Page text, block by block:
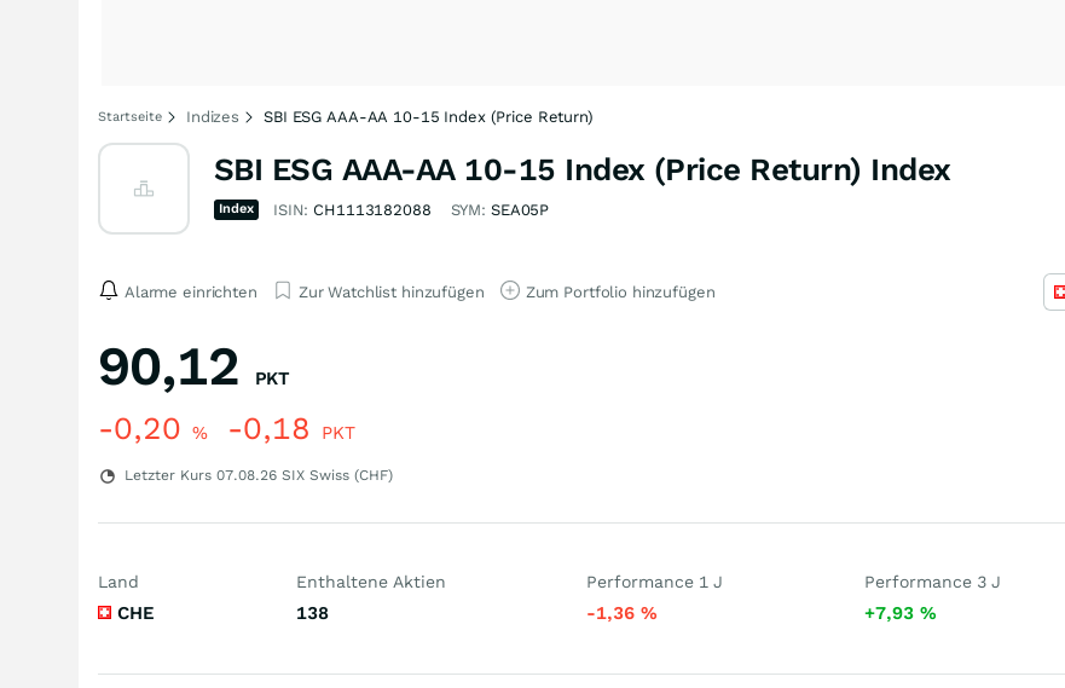
Startseite Indizes SBI ESG AAA-AA 10-15 Index (Price Return)
SBI ESG AAA-AA 10-15 Index (Price Return) Index
Index ISIN: CH1113182088 SYM: SEA05P
Alarme einrichten Zur Watchlist hinzufügen Zum Portfolio hinzufügen
90,12 PKT
-0,20 % -0,18 PKT
Letzter Kurs 07.08.26 SIX Swiss (CHF)
Land
CHE
Enthaltene Aktien
138
Performance 1 J
-1,36 %
Performance 3 J
+7,93 %